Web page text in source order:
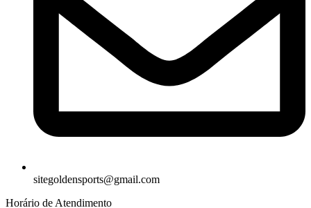
sitegoldensports@gmail.com
Horário de Atendimento